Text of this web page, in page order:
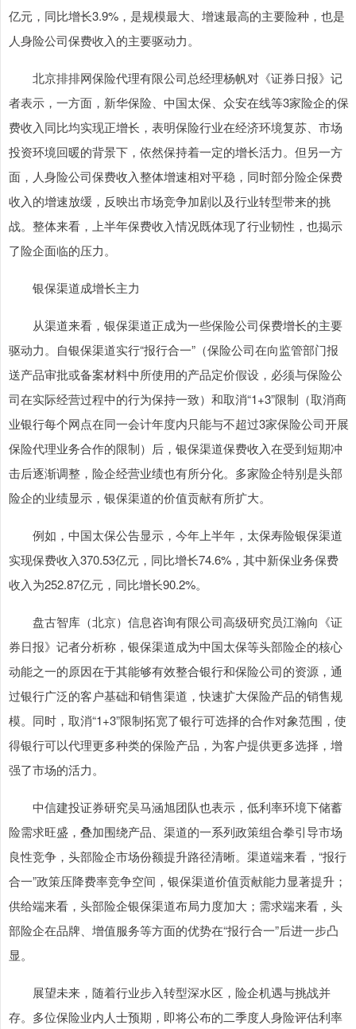
亿元，同比增长3.9%，是规模最大、增速最高的主要险种，也是
人身险公司保费收入的主要驱动力。
北京排排网保险代理有限公司总经理杨帆对《证券日报》记
者表示，一方面，新华保险、中国太保、众安在线等3家险企的保
费收入同比均实现正增长，表明保险行业在经济环境复苏、市场
投资环境回暖的背景下，依然保持着一定的增长活力。但另一方
面，人身险公司保费收入整体增速相对平稳，同时部分险企保费
收入的增速放缓，反映出市场竞争加剧以及行业转型带来的挑
战。整体来看，上半年保费收入情况既体现了行业韧性，也揭示
了险企面临的压力。
银保渠道成增长主力
从渠道来看，银保渠道正成为一些保险公司保费增长的主要
驱动力。自银保渠道实行“报行合一”（保险公司在向监管部门报
送产品审批或备案材料中所使用的产品定价假设，必须与保险公
司在实际经营过程中的行为保持一致）和取消“1+3”限制（取消商
业银行每个网点在同一会计年度内只能与不超过3家保险公司开展
保险代理业务合作的限制）后，银保渠道保费收入在受到短期冲
击后逐渐调整，险企经营业绩也有所分化。多家险企特别是头部
险企的业绩显示，银保渠道的价值贡献有所扩大。
例如，中国太保公告显示，今年上半年，太保寿险银保渠道
实现保费收入370.53亿元，同比增长74.6%，其中新保业务保费
收入为252.87亿元，同比增长90.2%。
盘古智库（北京）信息咨询有限公司高级研究员江瀚向《证
券日报》记者分析称，银保渠道成为中国太保等头部险企的核心
动能之一的原因在于其能够有效整合银行和保险公司的资源，通
过银行广泛的客户基础和销售渠道，快速扩大保险产品的销售规
模。同时，取消“1+3”限制拓宽了银行可选择的合作对象范围，使
得银行可以代理更多种类的保险产品，为客户提供更多选择，增
强了市场的活力。
中信建投证券研究吴马涵旭团队也表示，低利率环境下储蓄
险需求旺盛，叠加围绕产品、渠道的一系列政策组合拳引导市场
良性竞争，头部险企市场份额提升路径清晰。渠道端来看，“报行
合一”政策压降费率竞争空间，银保渠道价值贡献能力显著提升；
供给端来看，头部险企银保渠道布局力度加大；需求端来看，头
部险企在品牌、增值服务等方面的优势在“报行合一”后进一步凸
显。
展望未来，随着行业步入转型深水区，险企机遇与挑战并
存。多位保险业内人士预期，即将公布的二季度人身险评估利率